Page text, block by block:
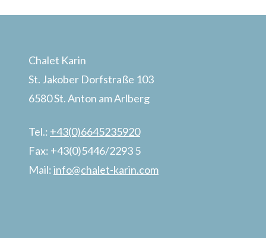
Chalet Karin
St. Jakober Dorfstraße 103
6580 St. Anton am Arlberg
Tel.: +43(0)6645235920
Fax: +43(0)5446/2293 5
Mail:info@chalet-karin.com